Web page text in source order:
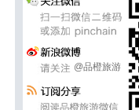
@品橙旅游